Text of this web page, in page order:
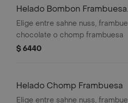
Helado Bombon Frambuesa
Chocolate
Elige entre sahne nuss,
chocolate o chomp frambuesa
$ 6440
Helado Chomp Frambuesa
Elige entre sahne nuss,